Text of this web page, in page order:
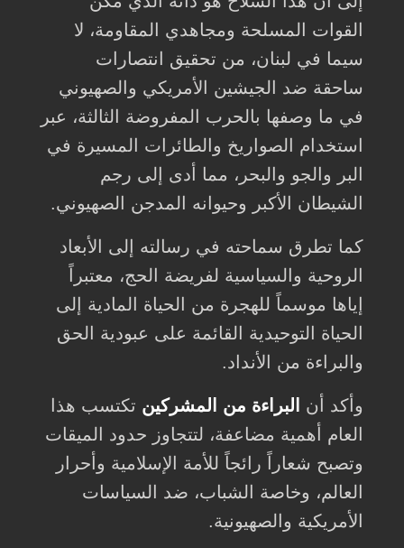
القوات المسلحة ومجاهدي المقاومة، لا
سيما في لبنان، من تحقيق انتصارات
ساحقة ضد الجيشين الأمريكي والصهيوني
في ما وصفها بالحرب المفروضة الثالثة، عبر
استخدام الصواريخ والطائرات المسيرة في
البر والجو والبحر، مما أدى إلى رجم
الشيطان الأكبر وحيوانه المدجن الصهيوني.
كما تطرق سماحته في رسالته إلى الأبعاد
الروحية والسياسية لفريضة الحج، معتبراً
إياها موسماً للهجرة من الحياة المادية إلى
الحياة التوحيدية القائمة على عبودية الحق
والبراءة من الأنداد.
وأكد أن البراءة من المشركين تكتسب هذا
العام أهمية مضاعفة، لتتجاوز حدود الميقات
وتصبح شعاراً رائجاً للأمة الإسلامية وأحرار
العالم، وخاصة الشباب، ضد السياسات
الأمريكية والصهيونية.